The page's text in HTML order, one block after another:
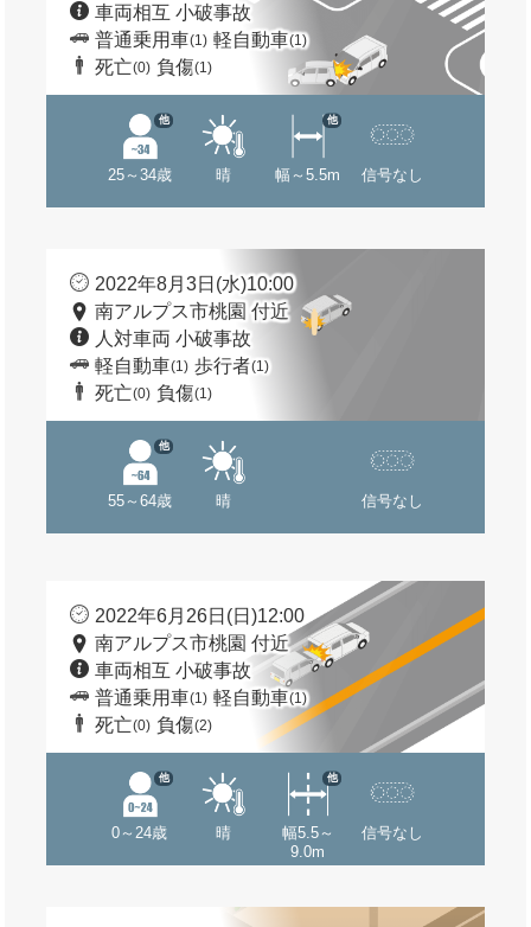
車両相互 小破事故
普通乗用車(1) 軽自動車(1)
死亡(0) 負傷(1)
25～34歳
他
晴 幅～5.5m
他
信号なし
2022年8月3日(水)10:00
南アルプス市桃園 付近
人対車両 小破事故
軽自動車(1) 歩行者(1)
死亡(0) 負傷(1)
55～64歳
他
晴 信号なし
2022年6月26日(日)12:00
南アルプス市桃園 付近
車両相互 小破事故
普通乗用車(1) 軽自動車(1)
死亡(0) 負傷(2)
0～24歳
他
晴
幅5.5～
9.0m
他
信号なし